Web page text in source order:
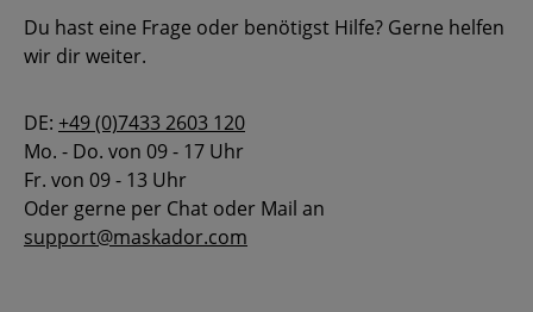
Du hast eine Frage oder benötigst Hilfe? Gerne helfen
wir dir weiter.
DE: +49 (0)7433 2603 120
Mo. - Do. von 09 - 17 Uhr
Fr. von 09 - 13 Uhr
Oder gerne per Chat oder Mail an
support@maskador.com